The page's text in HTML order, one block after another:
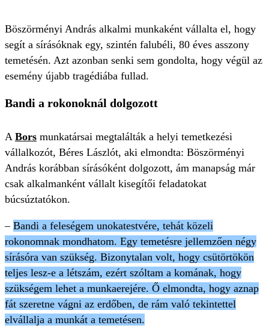
Böszörményi András alkalmi munkaként vállalta el, hogy
segít a sírásóknak egy, szintén falubéli, 80 éves asszony
temetésén. Azt azonban senki sem gondolta, hogy végül az
esemény újabb tragédiába fullad.
Bandi a rokonoknál dolgozott
A Bors munkatársai megtalálták a helyi temetkezési
vállalkozót, Béres Lászlót, aki elmondta: Böszörményi
András korábban sírásóként dolgozott, ám manapság már
csak alkalmanként vállalt kisegítői feladatokat
búcsúztatókon.
– Bandi a feleségem unokatestvére, tehát közeli
rokonomnak mondhatom. Egy temetésre jellemzően négy
sírásóra van szükség. Bizonytalan volt, hogy csütörtökön
teljes lesz-e a létszám, ezért szóltam a komának, hogy
szükségem lehet a munkaerejére. Ő elmondta, hogy aznap
fát szeretne vágni az erdőben, de rám való tekintettel
elvállalja a munkát a temetésen.